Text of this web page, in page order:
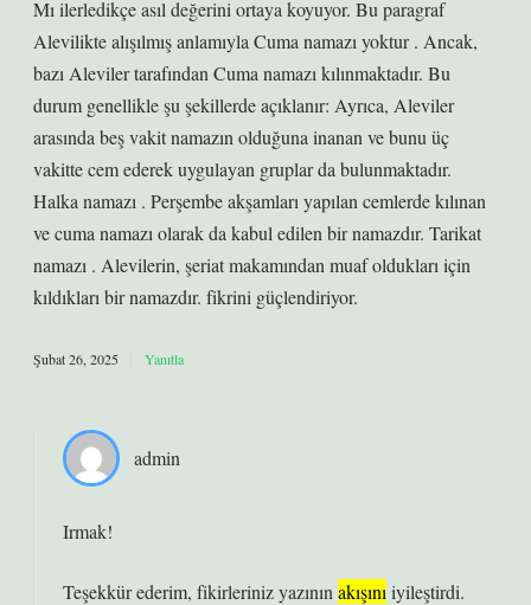
Mı ilerledikçe asıl değerini ortaya koyuyor. Bu paragraf
Alevilikte alışılmış anlamıyla Cuma namazı yoktur . Ancak,
bazı Aleviler tarafından Cuma namazı kılınmaktadır. Bu
durum genellikle şu şekillerde açıklanır: Ayrıca, Aleviler
arasında beş vakit namazın olduğuna inanan ve bunu üç
vakitte cem ederek uygulayan gruplar da bulunmaktadır.
Halka namazı . Perşembe akşamları yapılan cemlerde kılınan
ve cuma namazı olarak da kabul edilen bir namazdır. Tarikat
namazı . Alevilerin, şeriat makamından muaf oldukları için
kıldıkları bir namazdır. fikrini güçlendiriyor.
Şubat 26, 2025 Yanıtla
admin
Irmak!
Teşekkür ederim, fikirleriniz yazının akışını iyileştirdi.